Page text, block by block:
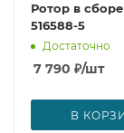
Ротор в
516588-5
Достаточно
7 790 ₽/шт
В